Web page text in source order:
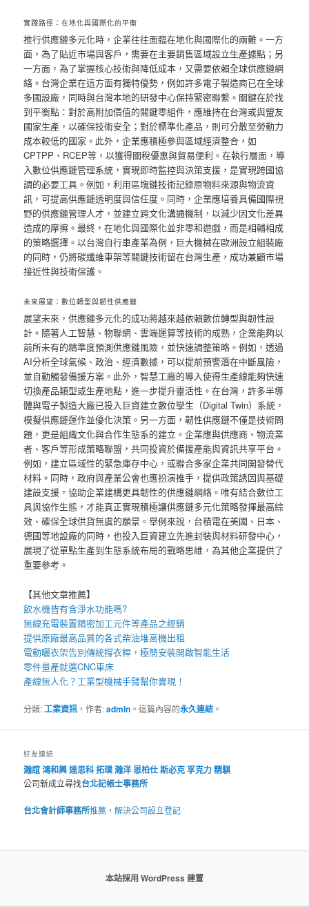
實踐路徑：在地化與國際化的平衡
推行供應鏈多元化時，企業往往面臨在地化與國際化的兩難。一方
面，為了貼近市場與客戶，需要在主要銷售區域設立生產據點；另
一方面，為了掌握核心技術與降低成本，又需要依賴全球供應鏈網
絡。台灣企業在這方面有獨特優勢，例如許多電子製造商已在全球
多國設廠，同時與台灣本地的研發中心保持緊密聯繫。關鍵在於找
到平衡點：對於高附加價值的關鍵零組件，應維持在台灣或與盟友
國家生產，以確保技術安全；對於標準化產品，則可分散至勞動力
成本較低的國家。此外，企業應積極參與區域經濟整合，如
CPTPP、RCEP等，以獲得關稅優惠與貿易便利。在執行層面，導
入數位供應鏈管理系統，實現即時監控與決策支援，是實現跨國協
調的必要工具。例如，利用區塊鏈技術記錄原物料來源與物流資
訊，可提高供應鏈透明度與信任度。同時，企業應培養具備國際視
野的供應鏈管理人才，並建立跨文化溝通機制，以減少因文化差異
造成的摩擦。最終，在地化與國際化並非零和遊戲，而是相輔相成
的策略選擇。以台灣自行車產業為例，巨大機械在歐洲設立組裝廠
的同時，仍將碳纖維車架等關鍵技術留在台灣生產，成功兼顧市場
接近性與技術保護。
未來展望：數位轉型與韌性供應鏈
展望未來，供應鏈多元化的成功將越來越依賴數位轉型與韌性設
計。隨著人工智慧、物聯網、雲端運算等技術的成熟，企業能夠以
前所未有的精準度預測供應鏈風險，並快速調整策略。例如，透過
AI分析全球氣候、政治、經濟數據，可以提前預警潛在中斷風險，
並自動觸發備援方案。此外，智慧工廠的導入使得生產線能夠快速
切換產品類型或生產地點，進一步提升靈活性。在台灣，許多半導
體與電子製造大廠已投入巨資建立數位孿生（Digital Twin）系統，
模擬供應鏈運作並優化決策。另一方面，韌性供應鏈不僅是技術問
題，更是組織文化與合作生態系的建立。企業應與供應商、物流業
者、客戶等形成策略聯盟，共同投資於備援產能與資訊共享平台。
例如，建立區域性的緊急庫存中心，或聯合多家企業共同開發替代
材料。同時，政府與產業公會也應扮演推手，提供政策誘因與基礎
建設支援，協助企業建構更具韌性的供應鏈網絡。唯有結合數位工
具與協作生態，才能真正實現積極讓供應鏈多元化策略發揮最高綜
效、確保全球供貨無虞的願景。舉例來說，台積電在美國、日本、
德國等地設廠的同時，也投入巨資建立先進封裝與材料研發中心，
展現了從單點生產到生態系統布局的戰略思維，為其他企業提供了
重要參考。
【其他文章推薦】
飲水機皆有含淨水功能嗎?
無線充電裝置精密加工元件等產品之經銷
提供原廠最高品質的各式柴油堆高機出租
電動曬衣架告別傳統撐衣桿，極簡安裝開啟智能生活
零件量產就選CNC車床
產線無人化？ 工業型機械手臂幫你實現！
分類:工業資訊 ，作者:admin 。這篇內容的永久連結 。
好友連結
瀚誼鴻和興達思科拓璞瀚洋恩柏仕斯必克孚克力精騏
公司新成立尋找台北記帳士事務所
台北會計師事務所推薦，解決公司設立登記
本站採用 WordPress 建置